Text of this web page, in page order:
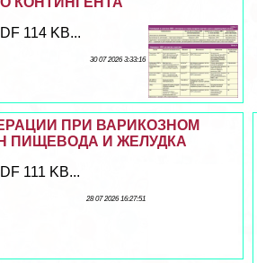
114 KB...
30 07 2026 3:33:16
ПРИ ВАРИКОЗНОМ
ПИЩЕВОДА И ЖЕЛУДКА
111 KB...
28 07 2026 16:27:51